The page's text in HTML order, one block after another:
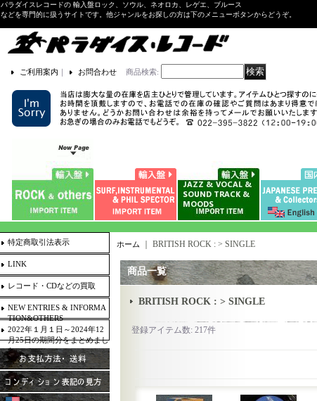
パラダイスレコードの 輸入盤ロック、ソウル、ネオロカ、レゲエ、ブルース
などを専門的に扱うサイトです。他ジャンルをお探しの方は下のメニューボタンからどうぞ。
ご利用案内 ｜ お問合わせ 商品検索:
特定商取引法表示
LINK
レコード・CDなどの買取
NEW ENTRIES & INFORMA
TION&OTHERS
2022年１月１日～2024年12
月25日の期間分をまとめまし
た。
ホーム BRITISH ROCK : > SINGLE
商品一覧
BRITISH ROCK : > SINGLE
登録アイテム数:217件